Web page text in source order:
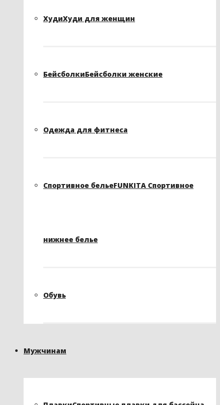
ХудиХуди для женщин
БейсболкиБейсболки женские
Одежда для фитнеса
Спортивное бельеFUNKITA Спортивное
нижнее белье
Обувь
Мужчинам